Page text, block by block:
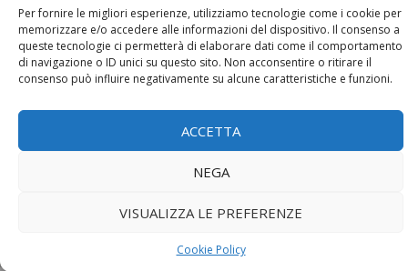
Per fornire le migliori esperienze, utilizziamo tecnologie come i cookie per
memorizzare e/o accedere alle informazioni del dispositivo. Il consenso a
queste tecnologie ci permetterà di elaborare dati come il comportamento
di navigazione o ID unici su questo sito. Non acconsentire o ritirare il
consenso può influire negativamente su alcune caratteristiche e funzioni.
ACCETTA
NEGA
VISUALIZZA LE PREFERENZE
Cookie Policy
Contatti
Chi siamo Contatti Privacy Policy